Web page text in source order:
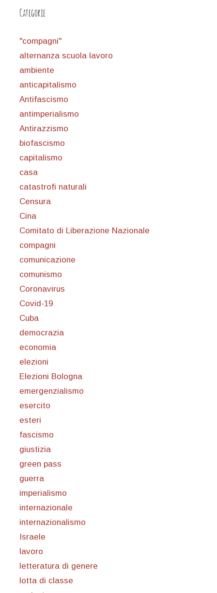
Categorie
"compagni"
alternanza scuola lavoro
ambiente
anticapitalismo
Antifascismo
antimperialismo
Antirazzismo
biofascismo
capitalismo
casa
catastrofi naturali
Censura
Cina
Comitato di Liberazione Nazionale
compagni
comunicazione
comunismo
Coronavirus
Covid-19
Cuba
democrazia
economia
elezioni
Elezioni Bologna
emergenzialismo
esercito
esteri
fascismo
giustizia
green pass
guerra
imperialismo
internazionale
internazionalismo
Israele
lavoro
letteratura di genere
lotta di classe